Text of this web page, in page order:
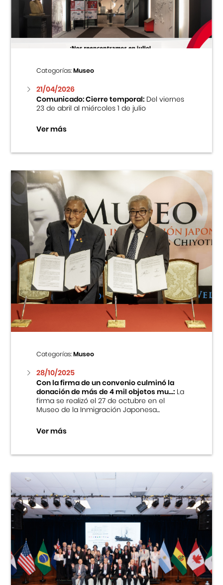
Centro Cultural Peruano Japonés
Museo de la Inmigración Japonesa
Fondo Editorial
Teatro Peruano Japonés
Categorías:Museo
21/04/2026
Comunicado: Cierre temporal:Del viernes
23 de abril al miércoles 1 de julio
Ver más
Categorías:Museo
28/10/2025
Con la firma de un convenio culminó la
donación de más de 4 mil objetos mu...:La
firma se realizó el 27 de octubre en el
Museo de la Inmigración Japonesa...
Ver más